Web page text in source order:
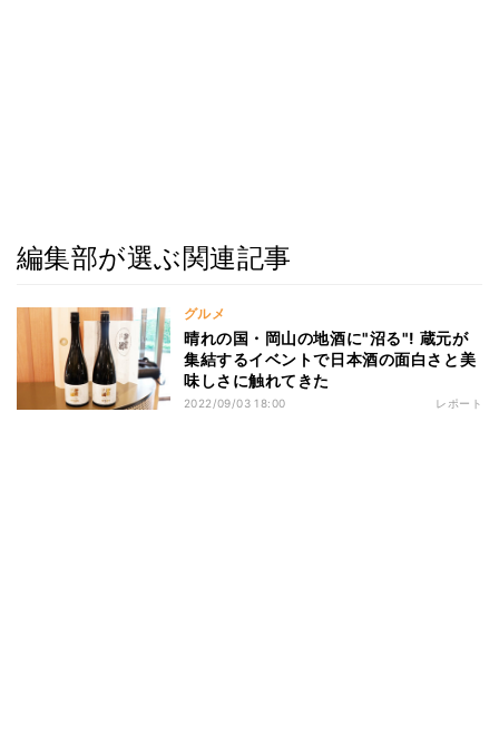
編集部が選ぶ関連記事
グルメ
晴れの国・岡山の地酒に"沼る"! 蔵元が
集結するイベントで日本酒の面白さと美
味しさに触れてきた
2022/09/03 18:00 レポート